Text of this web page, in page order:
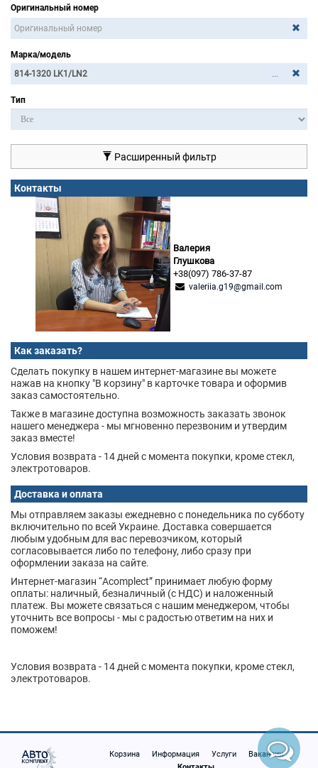
Оригинальный номер
Марка/модель
...
Тип
Расширенный фильтр
Контакты
Валерия
Глушкова
+38(097) 786-37-87
valeriia.g19@gmail.com
Как заказать?
Сделать покупку в нашем интернет-магазине вы можете
нажав на кнопку "В корзину" в карточке товара и оформив
заказ самостоятельно.
Также в магазине доступна возможность заказать звонок
нашего менеджера - мы мгновенно перезвоним и утвердим
заказ вместе!
Условия возврата - 14 дней с момента покупки, кроме стекл,
электротоваров.
Доставка и оплата
Мы отправляем заказы ежедневно с понедельника по субботу
включительно по всей Украине. Доставка совершается
любым удобным для вас перевозчиком, который
согласовывается либо по телефону, либо сразу при
оформлении заказа на сайте.
Интернет-магазин “Acomplect” принимает любую форму
оплаты: наличный, безналичный (с НДС) и наложенный
платеж. Вы можете связаться с нашим менеджером, чтобы
уточнить все вопросы - мы с радостью ответим на них и
поможем!
Условия возврата - 14 дней с момента покупки, кроме стекл,
электротоваров.
Корзина Информация Услуги
Вакансии